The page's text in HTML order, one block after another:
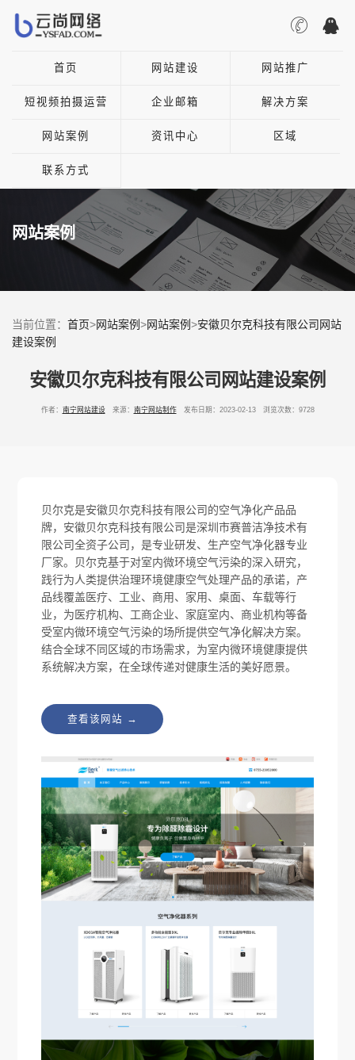
首页 网站建设 网站推广
短视频拍摄运营 企业邮箱 解决方案
网站案例 资讯中心 区域
联系方式
网站案例
当前位置： 首页>网站案例>网站案例>安徽贝尔克科技有限公司网站
建设案例
安徽贝尔克科技有限公司网站建设案例
作者： 南宁网站建设来源： 南宁网站制作发布日期：2023-02-13 浏览次数：9728
贝尔克是安徽贝尔克科技有限公司的空气净化产品品
牌，安徽贝尔克科技有限公司是深圳市赛普洁净技术有
限公司全资子公司，是专业研发、生产空气净化器专业
厂家。贝尔克基于对室内微环境空气污染的深入研究，
践行为人类提供治理环境健康空气处理产品的承诺，产
品线覆盖医疗、工业、商用、家用、桌面、车载等行
业，为医疗机构、工商企业、家庭室内、商业机构等备
受室内微环境空气污染的场所提供空气净化解决方案。
结合全球不同区域的市场需求，为室内微环境健康提供
系统解决方案，在全球传递对健康生活的美好愿景。
查看该网站 →